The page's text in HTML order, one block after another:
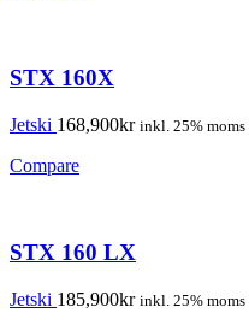
STX 160X
Jetski 168,900kr inkl. 25% moms
Compare
STX 160 LX
Jetski 185,900kr inkl. 25% moms